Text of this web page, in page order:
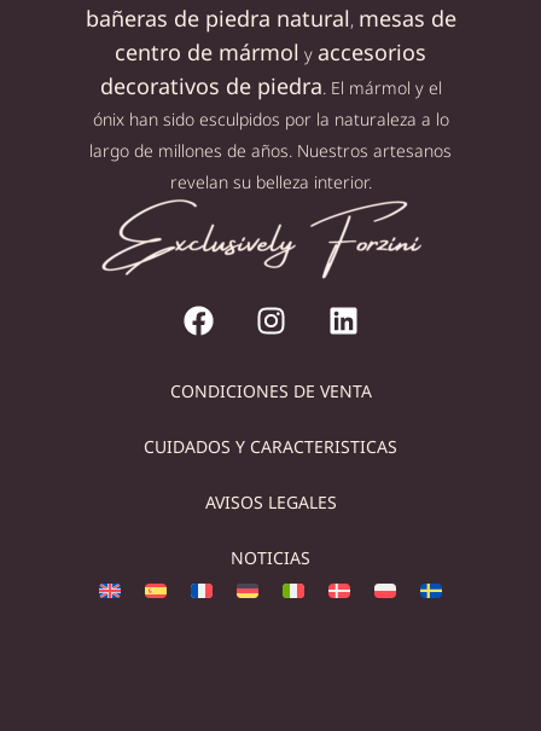
bañeras de piedra natural, mesas de
centro de mármol y accesorios
decorativos de piedra. El mármol y el
ónix han sido esculpidos por la naturaleza a lo
largo de millones de años. Nuestros artesanos
revelan su belleza interior.
CONDICIONES DE VENTA
CUIDADOS Y CARACTERISTICAS
AVISOS LEGALES
NOTICIAS